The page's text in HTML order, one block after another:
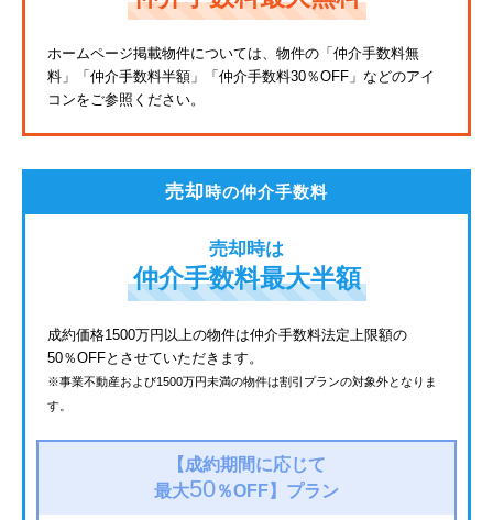
東武東上線
JR鶴見線
京成金町線
ホームページ掲載物件については、物件の「仲介手数料無
料」
「仲介手数料半額」「仲介手数料30％OFF」などのアイ
コンをご参照ください。
売却時の仲介手数料
売却時は
仲介手数料最大半額
成約価格1500万円以上の物件は仲介手数料法定上限額の
50％OFFとさせていただきます。
※事業不動産および1500万円未満の物件は割引プランの対象外となりま
す。
【成約期間に応じて
最大50％OFF】 プラン